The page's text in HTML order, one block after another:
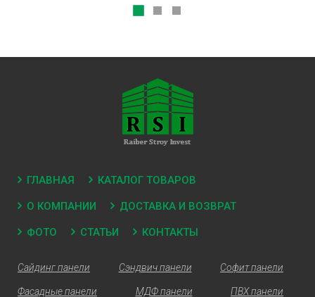
ГЛАВНАЯ КАТАЛОГ ТОВАРОВ
О КОМПАНИИ ДОСТАВКА И ВОЗВРАТ
ФОТО СТАТЬИ КОНТАКТЫ
Сайдинг панели Сэндвич панели Софит панели
Фасадные панели МДФ панели ПВХ панели